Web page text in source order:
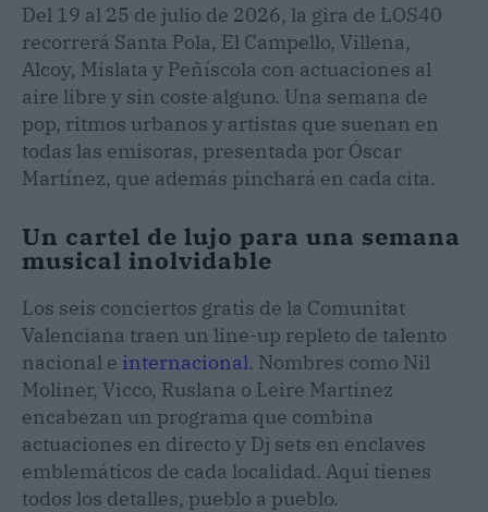
Del 19 al 25 de julio de 2026, la gira de LOS40
recorrerá Santa Pola, El Campello, Villena,
Alcoy, Mislata y Peñíscola con actuaciones al
aire libre y sin coste alguno. Una semana de
pop, ritmos urbanos y artistas que suenan en
todas las emisoras, presentada por Óscar
Martínez, que además pinchará en cada cita.
Un cartel de lujo para una semana
musical inolvidable
Los seis conciertos gratis de la Comunitat
Valenciana traen un line-up repleto de talento
nacional e internacional. Nombres como Nil
Moliner, Vicco, Ruslana o Leire Martínez
encabezan un programa que combina
actuaciones en directo y Dj sets en enclaves
emblemáticos de cada localidad. Aquí tienes
todos los detalles, pueblo a pueblo.